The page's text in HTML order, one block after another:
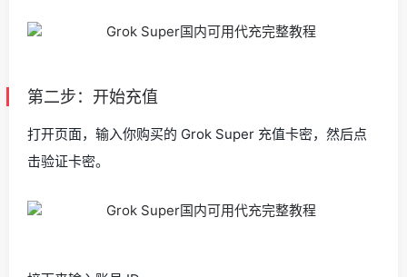
第二步：开始充值
打开页面，输入你购买的 Grok Super 充值卡密，然后点
击验证卡密。